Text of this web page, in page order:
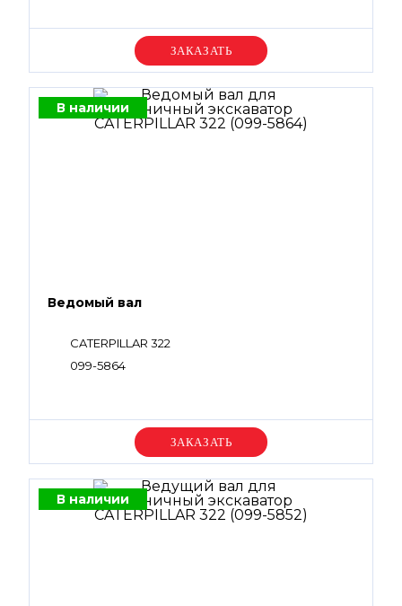
Уточняйте цену
В наличии
Ведомый вал
CATERPILLAR 322
099-5864
Уточняйте цену
В наличии